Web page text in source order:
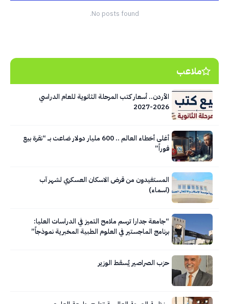
No posts found.
ملاعب
الأردن.. أسعار كتب المرحلة الثانوية للعام الدراسي
2026-2027
أغلى أخطاء العالم .. 600 مليار دولار ضاعت بــــ “نقرة بيع
فوراً”
المستفيدون من قرض الاسكان العسكري لشهر آب
(اسماء)
“جامعة جدارا ترسم ملامح التميز في الدراسات العليا:
برنامج الماجستير في العلوم الطبية المخبرية نموذجاً”
حزب الصراصير يُسقط الوزير